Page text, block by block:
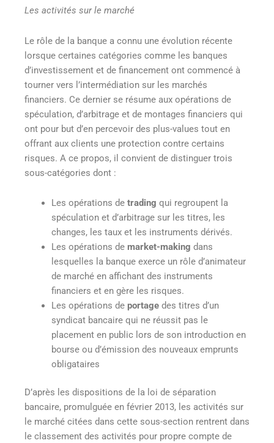
Les activités sur le marché
Le rôle de la banque a connu une évolution récente
lorsque certaines catégories comme les banques
d’investissement et de financement ont commencé à
tourner vers l’intermédiation sur les marchés
financiers. Ce dernier se résume aux opérations de
spéculation, d’arbitrage et de montages financiers qui
ont pour but d’en percevoir des plus-values tout en
offrant aux clients une protection contre certains
risques. A ce propos, il convient de distinguer trois
sous-catégories dont :
Les opérations de trading qui regroupent la
spéculation et d’arbitrage sur les titres, les
changes, les taux et les instruments dérivés.
Les opérations de market-making dans
lesquelles la banque exerce un rôle d’animateur
de marché en affichant des instruments
financiers et en gère les risques.
Les opérations de portagedes titres d’un
syndicat bancaire qui ne réussit pas le
placement en public lors de son introduction en
bourse ou d’émission des nouveaux emprunts
obligataires
D’après les dispositions de la loi de séparation
bancaire, promulguée en février 2013, les activités sur
le marché citées dans cette sous-section rentrent dans
le classement des activités pour propre compte de